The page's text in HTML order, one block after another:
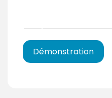
Démonstration